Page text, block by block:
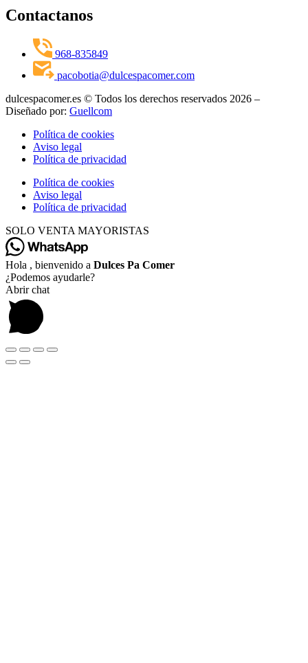
Contactanos
968-835849
pacobotia@dulcespacomer.com
dulcespacomer.es © Todos los derechos reservados 2026 –
Diseñado por: Guellcom
Política de cookies
Aviso legal
Política de privacidad
Política de cookies
Aviso legal
Política de privacidad
SOLO VENTA MAYORISTAS
Hola , bienvenido a Dulces Pa Comer
¿Podemos ayudarle?
Abrir chat